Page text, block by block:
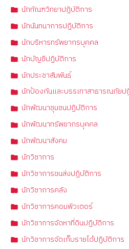
นักทัณฑวิทยาปฏิบัติการ
นักนันทนาการปฏิบัติการ
นักบริหารทรัพยากรบุคคล
นักบัญชีปฏิบัติการ
นักประชาสัมพันธ์
นักป้องกันและบรรเทาสาธารณภัย
นักพัฒนาชุมชนปฏิบัติการ
นักพัฒนาทรัพยากรบุคคล
นักพัฒนาสังคม
นักวิชาการ
นักวิชาการขนส่งปฏิบัติการ
นักวิชาการคลัง
นักวิชาการคอมพิวเตอร์
นักวิชาการจัดหาที่ดินปฏิบัติการ
นักวิชาการจัดเก็บรายได้ปฏิบัติการ